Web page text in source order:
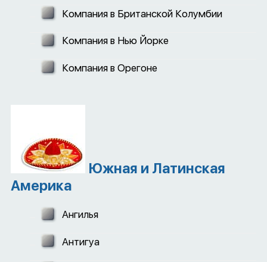
Компания в Британской Колумбии
Компания в Нью Йорке
Компания в Орегоне
Южная и Латинская
Америка
Ангилья
Антигуа